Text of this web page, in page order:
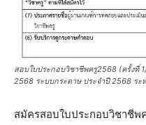
สอบใบประกอบวิชาชีพครู2568 (ครั้งที่
2568 ระบบกระดาษ ประจำปี 2568 ร
สมัครสอบใบประกอบวิชาชีพ